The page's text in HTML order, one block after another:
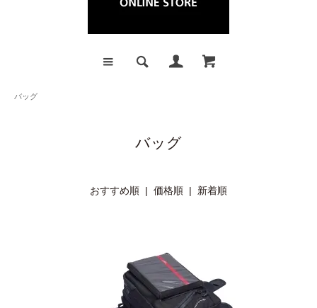
バッグ
バッグ
おすすめ順 | 価格順 | 新着順